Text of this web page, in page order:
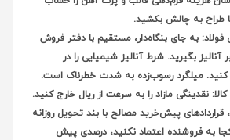
طراح به چالش بکشید.
به جای بنگاه‌دار، مستقیم با دفتر فروش
آنالیز بگیرید. شرط آنالیز شیمیایی را در
کنید. میلگرد رسوب‌زده به شدت خطرناک است.
نقدینگی مازاد را به سرعت از ریال خارج کنید.
قراردادهای پیش‌خرید مصالح با بند تحویل روزانه
به فروشنده اعتماد نکنید، درصدی پیش